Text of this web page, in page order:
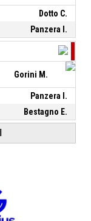
Dotto C.
Panzera I.
Gorini M.
Panzera I.
Bestagno E.